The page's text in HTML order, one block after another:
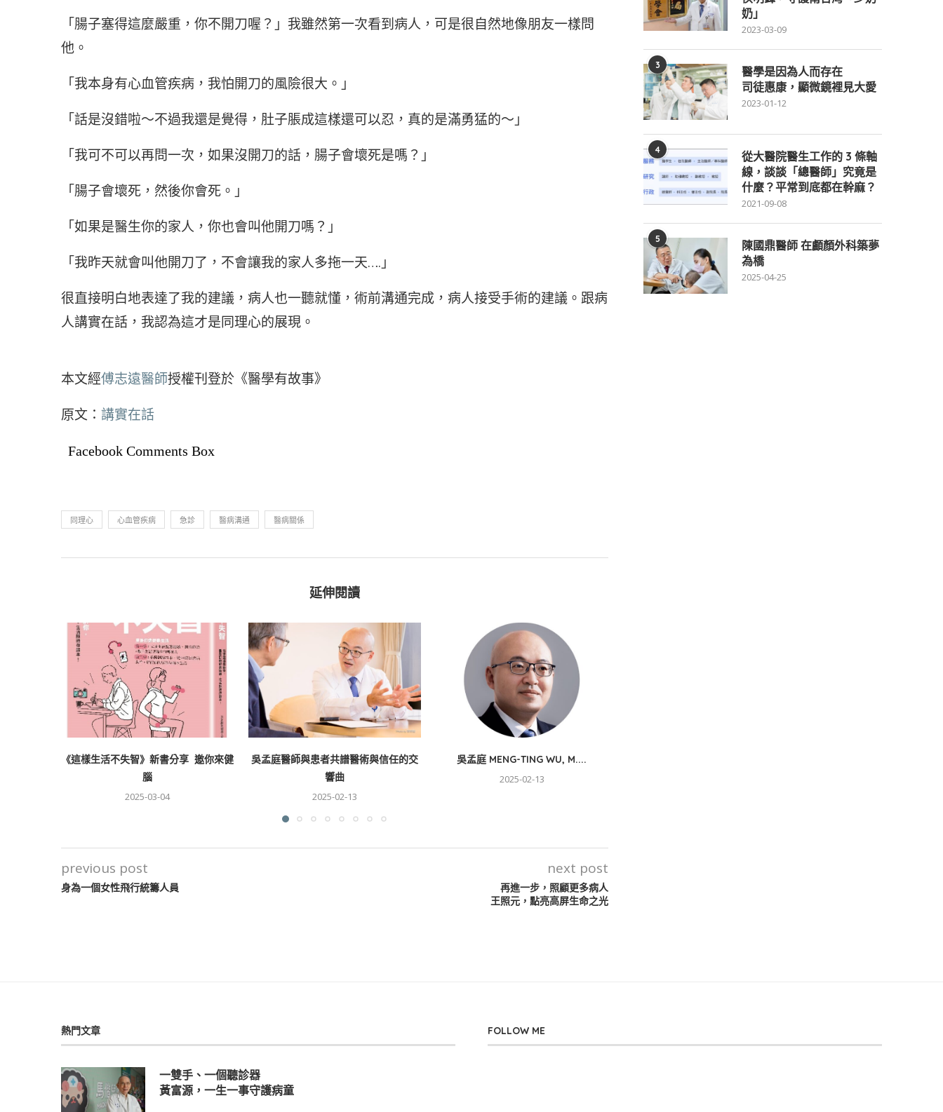
「腸子塞得這麼嚴重，你不開刀喔？」我雖然第一次看到病人，可是很自然地像朋友一樣問
他。
「我本身有心血管疾病，我怕開刀的風險很大。」
「話是沒錯啦～不過我還是覺得，肚子脹成這樣還可以忍，真的是滿勇猛的～」
「我可不可以再問一次，如果沒開刀的話，腸子會壞死是嗎？」
「腸子會壞死，然後你會死。」
「如果是醫生你的家人，你也會叫他開刀嗎？」
「我昨天就會叫他開刀了，不會讓我的家人多拖一天….」
很直接明白地表達了我的建議，病人也一聽就懂，術前溝通完成，病人接受手術的建議。跟病
人講實在話，我認為這才是同理心的展現。
本文經傅志遠醫師授權刊登於《醫學有故事》
原文： 講實在話
Facebook Comments Box
同理心 心血管疾病 急診 醫病溝通 醫病關係
延伸閱讀
《這樣生活不失智》新書分享 邀你來健
腦
2025-03-04
吳孟庭醫師與患者共譜醫術與信任的交
響曲
2025-02-13
吳孟庭 MENG-TING WU, M....
2025-02-13
previous post
身為一個女性飛行統籌人員
next post
再進一步，照顧更多病人
王照元，點亮高屏生命之光
奶」
2023-03-09
3
醫學是因為人而存在
司徒惠康，顯微鏡裡見大愛
2023-01-12
4
從大醫院醫生工作的 3 條軸
線，談談「總醫師」究竟是
什麼？平常到底都在幹麻？
2021-09-08
5
陳國鼎醫師 在顱顏外科築夢
為橋
2025-04-25
熱門文章
一雙手、一個聽診器
黃富源，一生一事守護病童
FOLLOW ME